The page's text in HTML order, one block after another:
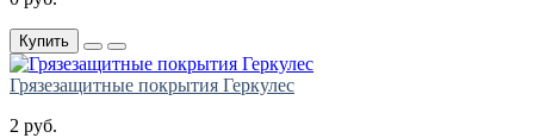
Купить
Грязезащитные покрытия Геркулес
2 руб.